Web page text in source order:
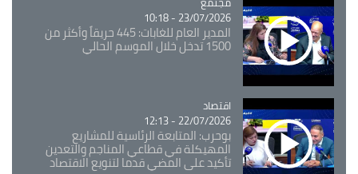
23/07/2026 - 10:18
المدير العام للغابات: 445 حريقاً وأكثر من
1500 تدخل خلال الموسم الحالي
Catégorie
اقتصاد
22/07/2026 - 12:13
بوحرب: المتابعة الرئاسية للمشاريع
المهيكلة في قطاعي المناجم والتعدين
تأكيد على المضي قدما لتنويع الاقتصاد